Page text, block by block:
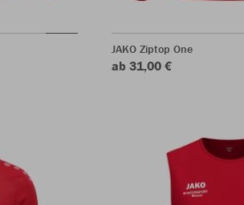
JAKO Ziptop One
ab 31,00 €